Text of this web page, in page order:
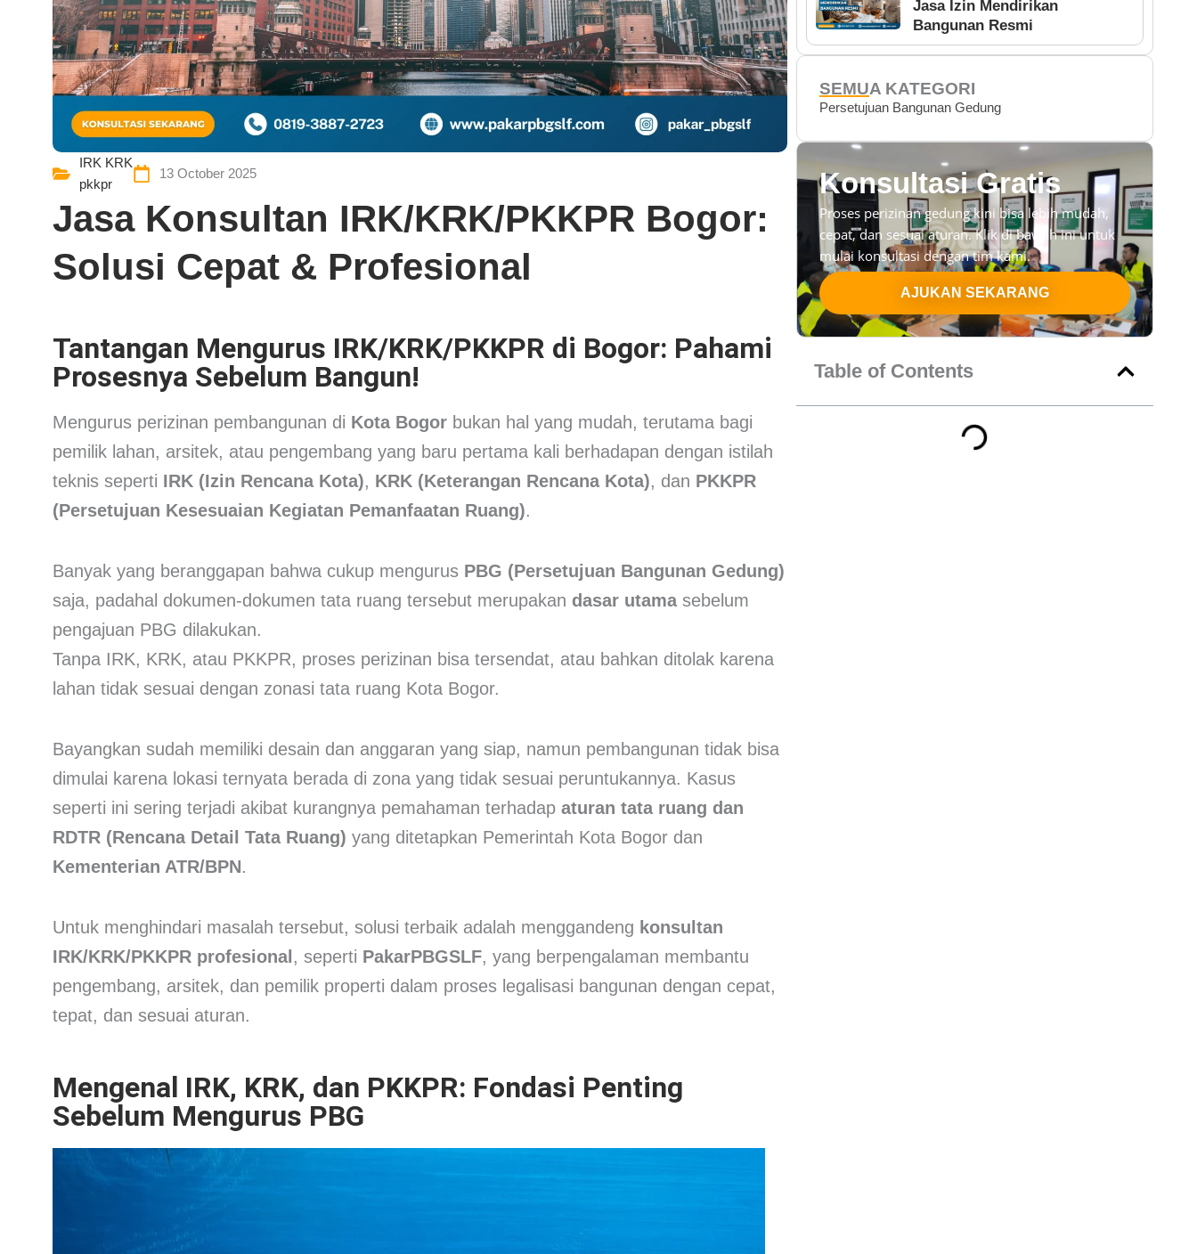
IRK KRK
pkkpr
13 October 2025
Jasa Konsultan IRK/KRK/PKKPR Bogor:
Solusi Cepat & Profesional
Tantangan Mengurus IRK/KRK/PKKPR di Bogor: Pahami
Prosesnya Sebelum Bangun!
Mengurus perizinan pembangunan di Kota Bogorbukan hal yang mudah, terutama bagi
pemilik lahan, arsitek, atau pengembang yang baru pertama kali berhadapan dengan istilah
teknis seperti IRK (Izin Rencana Kota), KRK (Keterangan Rencana Kota), dan PKKPR
(Persetujuan Kesesuaian Kegiatan Pemanfaatan Ruang).
Banyak yang beranggapan bahwa cukup mengurus PBG (Persetujuan Bangunan Gedung)
saja, padahal dokumen-dokumen tata ruang tersebut merupakan dasar utamasebelum
pengajuan PBG dilakukan.
Tanpa IRK, KRK, atau PKKPR, proses perizinan bisa tersendat, atau bahkan ditolak karena
lahan tidak sesuai dengan zonasi tata ruang Kota Bogor.
Bayangkan sudah memiliki desain dan anggaran yang siap, namun pembangunan tidak bisa
dimulai karena lokasi ternyata berada di zona yang tidak sesuai peruntukannya. Kasus
seperti ini sering terjadi akibat kurangnya pemahaman terhadap aturan tata ruang dan
RDTR (Rencana Detail Tata Ruang) yang ditetapkan Pemerintah Kota Bogor dan
Kementerian ATR/BPN.
Untuk menghindari masalah tersebut, solusi terbaik adalah menggandeng konsultan
IRK/KRK/PKKPR profesional , seperti PakarPBGSLF, yang berpengalaman membantu
pengembang, arsitek, dan pemilik properti dalam proses legalisasi bangunan dengan cepat,
tepat, dan sesuai aturan.
Mengenal IRK, KRK, dan PKKPR: Fondasi Penting
Sebelum Mengurus PBG
Jasa Izin Mendirikan
Bangunan Resmi
SEMUA KATEGORI
Persetujuan Bangunan Gedung
Konsultasi Gratis
Proses perizinan gedung kini bisa lebih mudah,
cepat, dan sesuai aturan. Klik di bawah ini untuk
mulai konsultasi dengan tim kami.
AJUKAN SEKARANG
Table of Contents